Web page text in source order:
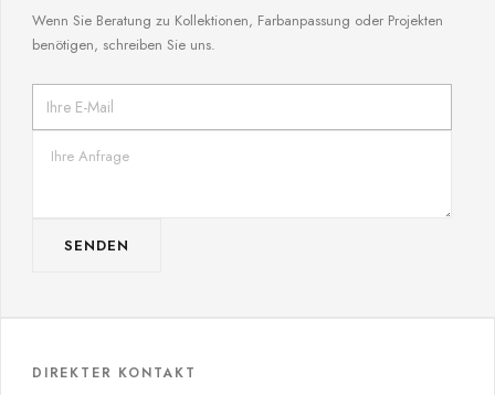
Wenn Sie Beratung zu Kollektionen, Farbanpassung oder Projekten
benötigen, schreiben Sie uns.
SENDEN
DIREKTER KONTAKT